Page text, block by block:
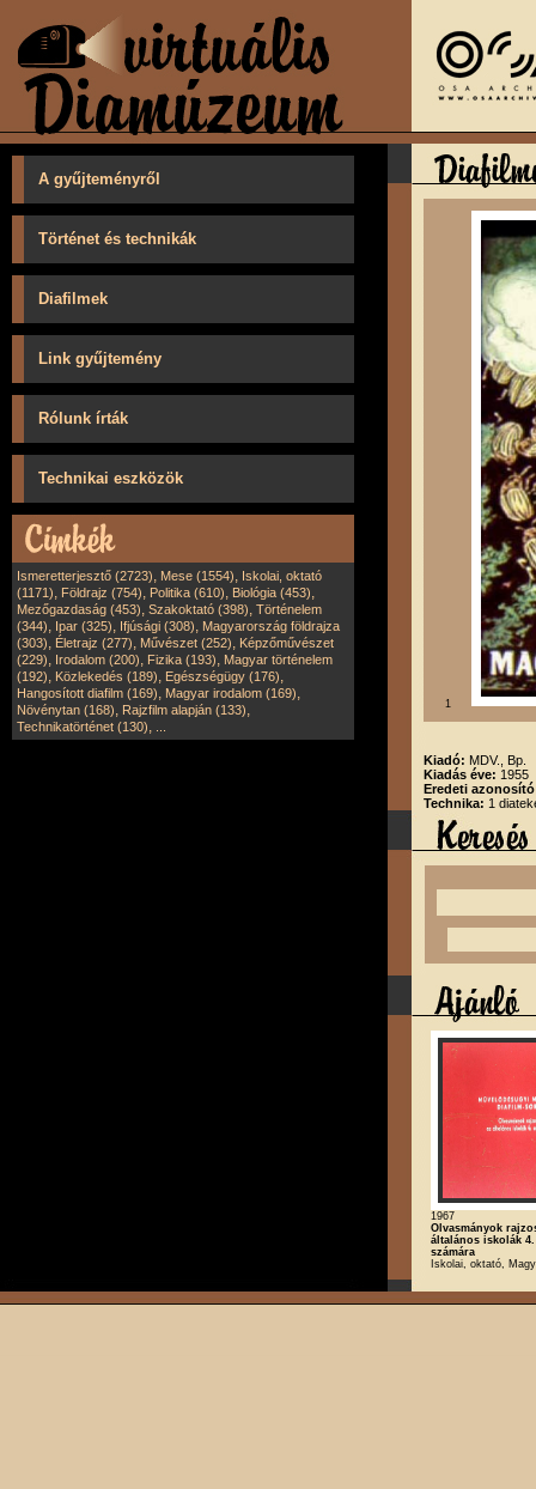
A gyűjteményről
Történet és technikák
Diafilmek
Link gyűjtemény
Rólunk írták
Technikai eszközök
Ismeretterjesztő (2723), Mese (1554), Iskolai, oktató
(1171), Földrajz (754), Politika (610), Biológia (453),
Mezőgazdaság (453), Szakoktató (398), Történelem
(344), Ipar (325), Ifjúsági (308), Magyarország földrajza
(303), Életrajz (277), Művészet (252), Képzőművészet
(229), Irodalom (200), Fizika (193), Magyar történelem
(192), Közlekedés (189), Egészségügy (176),
Hangosított diafilm (169), Magyar irodalom (169),
Növénytan (168), Rajzfilm alapján (133),
Technikatörténet (130),
1
Kiadó: MDV., Bp.
Kiadás éve: 1955
Eredeti
Technika: 1
1967
Olvasmányok
általános iskolák
számára
Iskolai, oktató,